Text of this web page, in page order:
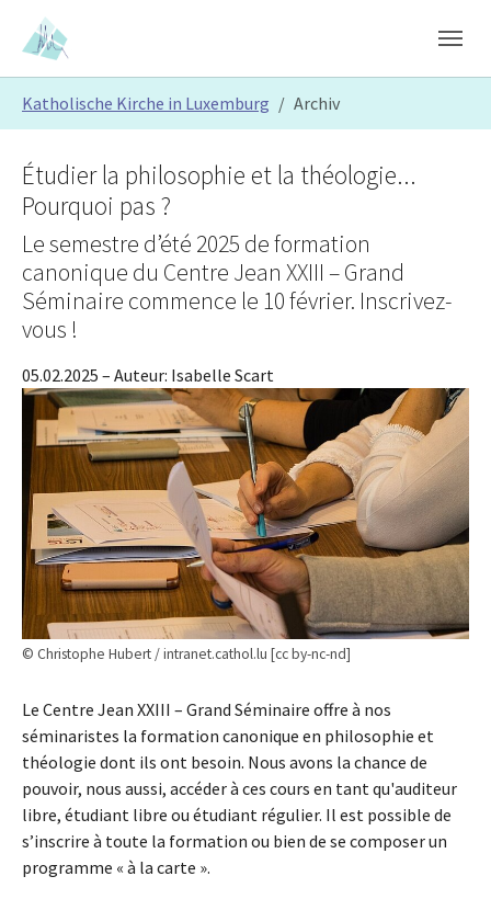
Skip to main content
Skip to page footer
Katholische Kirche in Luxemburg Archiv
© Christophe Hubert / intranet.cathol.lu [cc by-nc-nd]
Étudier la philosophie et la théologie...
Pourquoi pas ?
Le semestre d’été 2025 de formation
canonique du Centre Jean XXIII – Grand
Séminaire commence le 10 février. Inscrivez-
vous !
05.02.2025 – Auteur: Isabelle Scart
Le Centre Jean XXIII – Grand Séminaire offre à nos
séminaristes la formation canonique en philosophie et
théologie dont ils ont besoin. Nous avons la chance de
pouvoir, nous aussi, accéder à ces cours en tant qu'auditeur
libre, étudiant libre ou étudiant régulier. Il est possible de
s’inscrire à toute la formation ou bien de se composer un
programme « à la carte ».